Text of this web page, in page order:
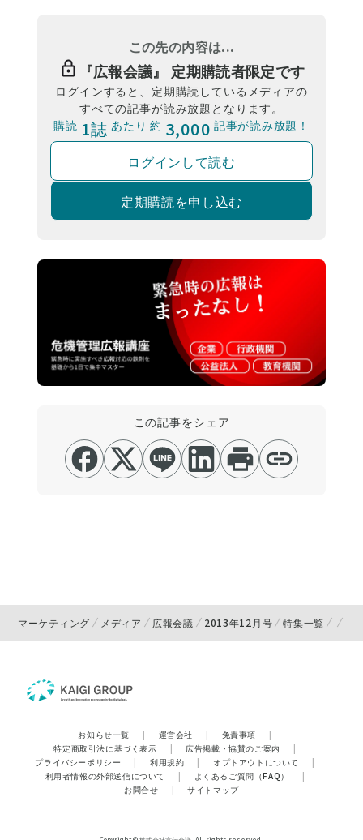
この先の内容は...
『広報会議』 定期購読者限定です
ログインすると、定期購読しているメディアの
すべての記事が読み放題となります。
購読 1誌 あたり 約 3,000 記事が読み放題！
ログインして読む
定期購読を申し込む
この記事をシェア
マーケティング メディア 広報会議 2013年12月号 特集一覧
お知らせ一覧 | 運営会社 | 免責事項
|
特定商取引法に基づく表示
| 広告掲載・協賛のご案内
|
プライバシーポリシー
| 利用規約 | オプトアウトについて
|
利用者情報の外部送信について
| よくあるご質問（FAQ）
|
お問合せ
| サイトマップ